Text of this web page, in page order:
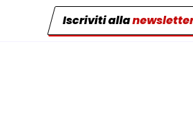
Iscriviti alla